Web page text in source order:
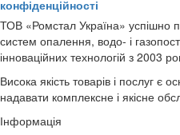
конфіденційності
ТОВ «Ромстал Україна» успішно
систем опалення, водо- і
інноваційних технологій з 2003
Висока якість товарів і послуг є
надавати комплексне і якісне
Інформація